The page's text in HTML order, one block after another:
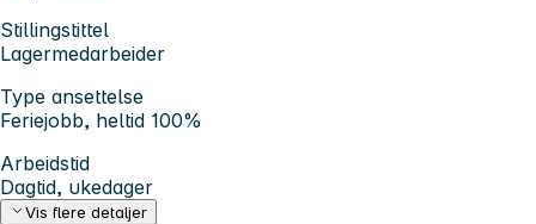
Stillingstittel
Lagermedarbeider
Type ansettelse
Feriejobb, heltid 100%
Arbeidstid
Dagtid, ukedager
Vis flere detaljer